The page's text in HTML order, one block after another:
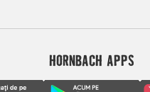
HORNBACH APPS